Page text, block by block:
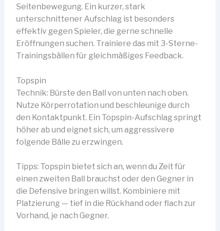
Seitenbewegung. Ein kurzer, stark
unterschnittener Aufschlag ist besonders
effektiv gegen Spieler, die gerne schnelle
Eröffnungen suchen. Trainiere das mit 3-Sterne-
Trainingsbällen für gleichmäßiges Feedback.
Topspin
Technik: Bürste den Ball von unten nach oben.
Nutze Körperrotation und beschleunige durch
den Kontaktpunkt. Ein Topspin-Aufschlag springt
höher ab und eignet sich, um aggressivere
folgende Bälle zu erzwingen.
Tipps: Topspin bietet sich an, wenn du Zeit für
einen zweiten Ball brauchst oder den Gegner in
die Defensive bringen willst. Kombiniere mit
Platzierung — tief in die Rückhand oder flach zur
Vorhand, je nach Gegner.